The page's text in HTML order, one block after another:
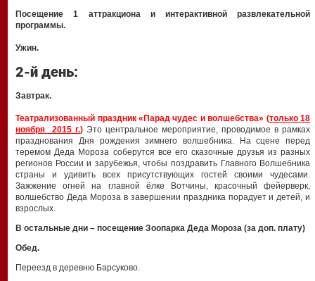
Посещение 1 аттракциона и интерактивной развлекательной
программы.
Ужин.
2-й день:
Завтрак.
Театрализованный праздник «Парад чудес и волшебства» (только 18
ноября 2015 г.) Это центральное мероприятие, проводимое в рамках
празднования Дня рождения зимнего волшебника. На сцене перед
теремом Деда Мороза соберутся все его сказочные друзья из разных
регионов России и зарубежья, чтобы поздравить Главного Волшебника
страны и удивить всех присутствующих гостей своими чудесами.
Зажжение огней на главной ёлке Вотчины, красочный фейерверк,
волшебство Деда Мороза в завершении праздника порадует и детей, и
взрослых.
В остальные дни – посещение Зоопарка Деда Мороза (за доп. плату)
Обед.
Переезд в деревню Барсуково.